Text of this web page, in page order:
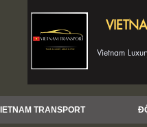
Vietnam
TRANSPORT